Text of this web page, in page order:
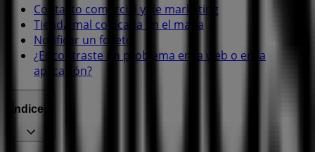
Contacto comercial y de marketing
Tienda mal colocada en el mapa
Notificar un folleto
¿Encontraste un problema en la web o en la
aplicación?
Índices